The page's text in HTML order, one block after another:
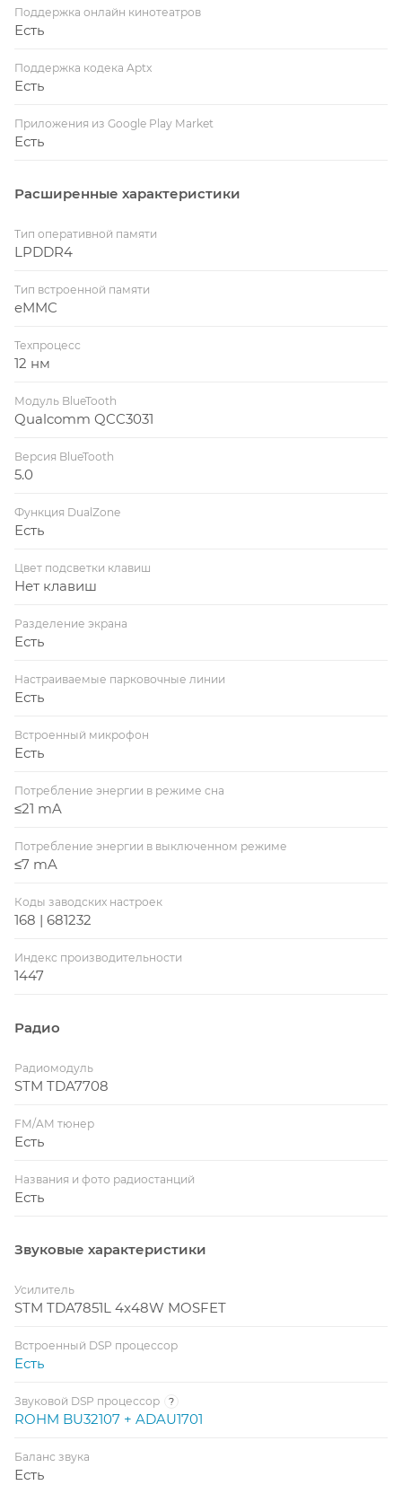
Поддержка онлайн кинотеатров
Есть
Поддержка кодека Aptx
Есть
Приложения из Google Play Market
Есть
Расширенные характеристики
Тип оперативной памяти
LPDDR4
Тип встроенной памяти
eMMC
Техпроцесс
12 нм
Модуль BlueTooth
Qualcomm QCC3031
Версия BlueTooth
5.0
Функция DualZone
Есть
Цвет подсветки клавиш
Нет клавиш
Разделение экрана
Есть
Настраиваемые парковочные линии
Есть
Встроенный микрофон
Есть
Потребление энергии в режиме сна
≤21 mA
Потребление энергии в выключенном режиме
≤7 mA
Коды заводских настроек
168 | 681232
Индекс производительности
1447
Радио
Радиомодуль
STM TDA7708
FM/AM тюнер
Есть
Названия и фото радиостанций
Есть
Звуковые характеристики
Усилитель
STM TDA7851L 4x48W MOSFET
Встроенный DSP процессор
Есть
Звуковой DSP процессор ?
ROHM BU32107 + ADAU1701
Баланс звука
Есть